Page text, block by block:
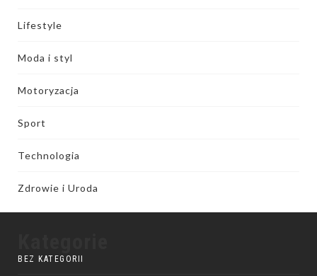
Lifestyle
Moda i styl
Motoryzacja
Sport
Technologia
Zdrowie i Uroda
BEZ KATEGORII